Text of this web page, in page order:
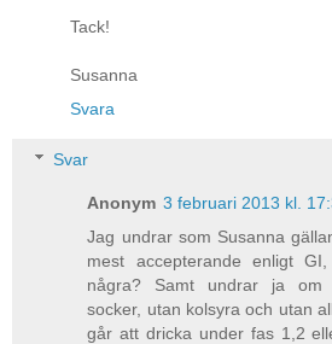
Tack!
Susanna
Svara
Svar
Anonym 3 februari 2013 kl.
Jag undrar som Susanna
mest accepterande enligt
några? Samt undrar ja om
socker, utan kolsyra och utan
går att dricka under fas 1,2